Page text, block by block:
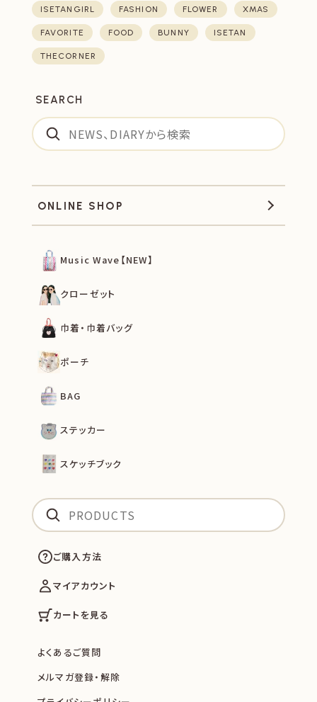
ISETANGIRL FASHION FLOWER XMAS
FAVORITE FOOD BUNNY ISETAN
THECORNER
SEARCH
ONLINE SHOP
Music Wave【NEW】
クローゼット
巾着・巾着バッグ
ポーチ
BAG
ステッカー
スケッチブック
ご購入方法
マイアカウント
カートを見る
よくあるご質問
メルマガ登録・解除